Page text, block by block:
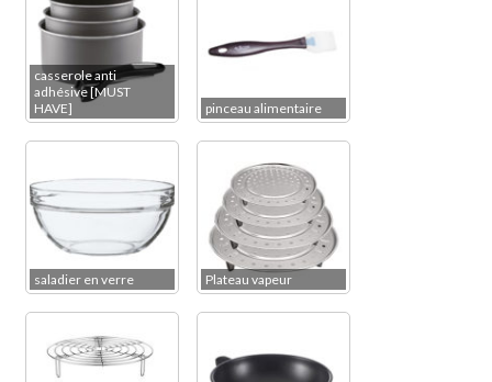
casserole anti
adhésive [MUST
HAVE]
pinceau alimentaire
saladier en verre Plateau vapeur